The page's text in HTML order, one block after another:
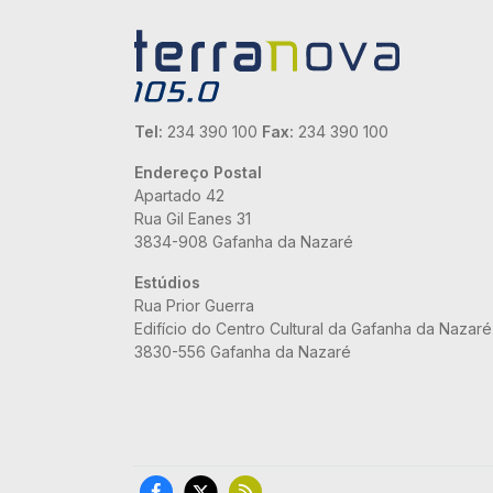
Tel: 234 390 100 Fax: 234 390 100
Endereço Postal
Apartado 42
Rua Gil Eanes 31
3834-908 Gafanha da Nazaré
Estúdios
Rua Prior Guerra
Edifício do Centro Cultural da Gafanha da Nazaré
3830-556 Gafanha da Nazaré